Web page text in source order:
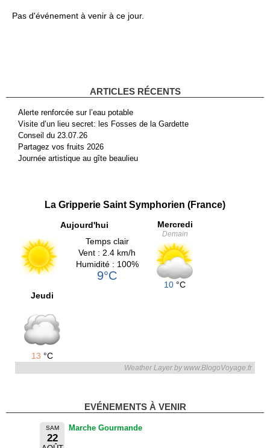
Pas d'événement à venir à ce jour.
ARTICLES RÉCENTS
Alerte renforcée sur l’eau potable
Visite d’un lieu secret: les Fosses de la Gardette
Conseil du 23.07.26
Partagez vos fruits 2026
Journée artistique au gîte beaulieu
La Gripperie Saint Symphorien (France)
Aujourd'hui
Temps clair
Vent : 2.4 km/h
Humidité : 100%
9°C
Mercredi
Demain
10 °C
Jeudi
13 °C
Weather Layer by www.BlogoVoyage.fr
EVÉNEMENTS À VENIR
SAM
22
Marche Gourmande